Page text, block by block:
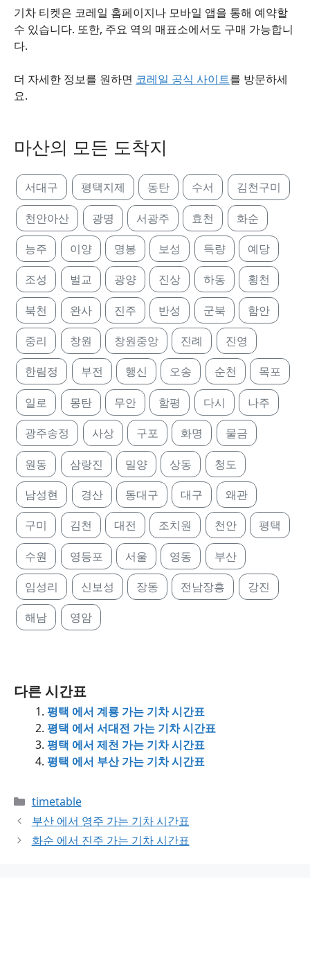
기차 티켓은 코레일 홈페이지나 모바일 앱을 통해 예약할
수 있습니다. 또한, 주요 역의 매표소에서도 구매 가능합니
다.
더 자세한 정보를 원하면 코레일 공식 사이트를 방문하세
요.
마산의 모든 도착지
서대구 평택지제 동탄 수서 김천구미
천안아산 광명 서광주 효천 화순
능주 이양 명봉 보성 득량 예당
조성 벌교 광양 진상 하동 횡천
북천 완사 진주 반성 군북 함안
중리 창원 창원중앙 진례 진영
한림정 부전 행신 오송 순천 목포
일로 몽탄 무안 함평 다시 나주
광주송정 사상 구포 화명 물금
원동 삼랑진 밀양 상동 청도
남성현 경산 동대구 대구 왜관
구미 김천 대전 조치원 천안 평택
수원 영등포 서울 영동 부산
임성리 신보성 장동 전남장흥 강진
해남 영암
다른 시간표
평택 에서 계룡 가는 기차 시간표
평택 에서 서대전 가는 기차 시간표
평택 에서 제천 가는 기차 시간표
평택 에서 부산 가는 기차 시간표
Categories
timetable
부산 에서 영주 가는 기차 시간표
화순 에서 진주 가는 기차 시간표